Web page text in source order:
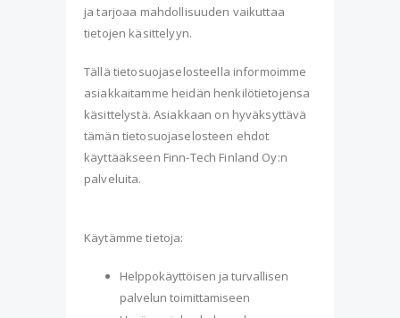
ja tarjoaa mahdollisuuden vaikuttaa
tietojen käsittelyyn.
Tällä tietosuojaselosteella informoimme
asiakkaitamme heidän henkilötietojensa
käsittelystä. Asiakkaan on hyväksyttävä
tämän tietosuojaselosteen ehdot
käyttääkseen Finn-Tech Finland Oy:n
palveluita.
Käytämme tietoja:
Helppokäyttöisen ja turvallisen
palvelun toimittamiseen